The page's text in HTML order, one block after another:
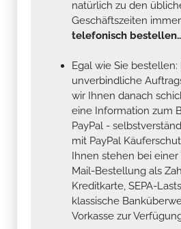
natürlich zu den
Geschäftszeiten immer
telefonisch
Egal wie Sie bestellen:
unverbindliche
wir Ihnen danach
eine Information zum
PayPal -
mit PayPal
Ihnen stehen bei
Mail-Bestellung als
Kreditkarte, SEPA-
klassische
Vorkasse zur